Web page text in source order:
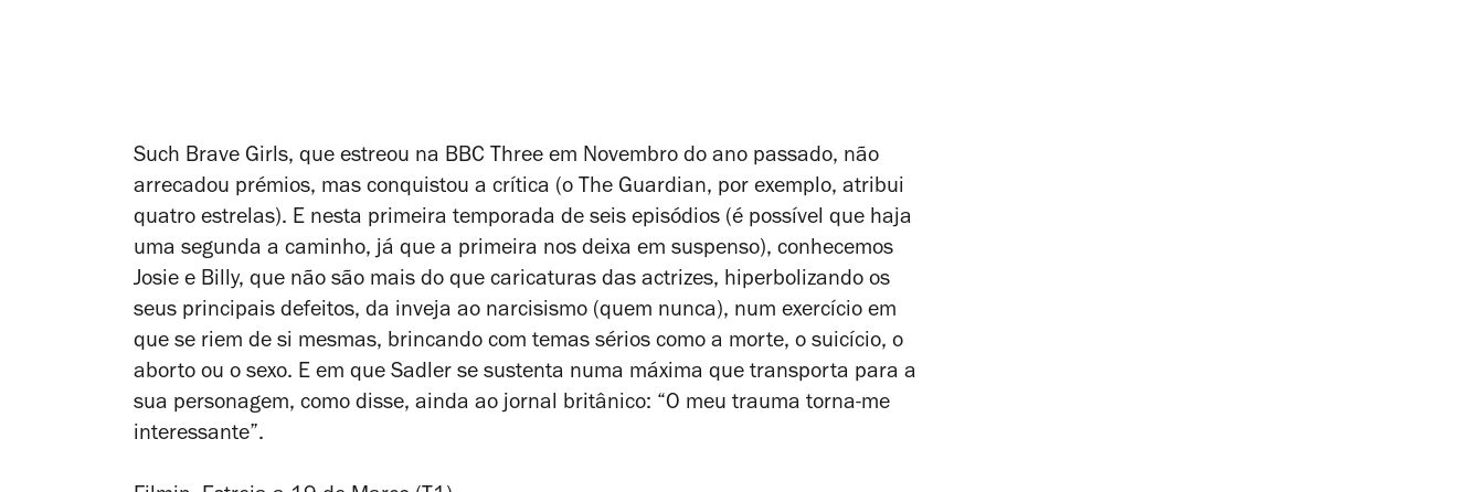
Such Brave Girls, que estreou na BBC Three em Novembro do ano passado, não
arrecadou prémios, mas conquistou a crítica (o The Guardian, por exemplo, atribui
quatro estrelas). E nesta primeira temporada de seis episódios (é possível que haja
uma segunda a caminho, já que a primeira nos deixa em suspenso), conhecemos
Josie e Billy, que não são mais do que caricaturas das actrizes, hiperbolizando os
seus principais defeitos, da inveja ao narcisismo (quem nunca), num exercício em
que se riem de si mesmas, brincando com temas sérios como a morte, o suicício, o
aborto ou o sexo. E em que Sadler se sustenta numa máxima que transporta para a
sua personagem, como disse, ainda ao jornal britânico: “O meu trauma torna-me
interessante”.